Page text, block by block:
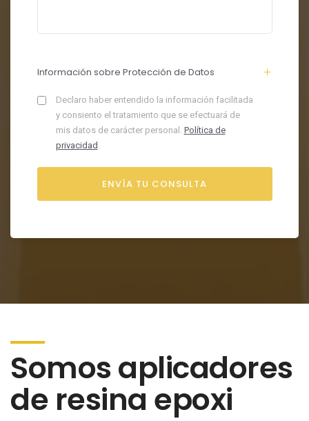
Información sobre Protección de Datos
Declaro haber entendido la información facilitada
y consiento el tratamiento que se efectuará de
mis datos de carácter personal. Política de
privacidad .
Somos aplicadores
de resina epoxi